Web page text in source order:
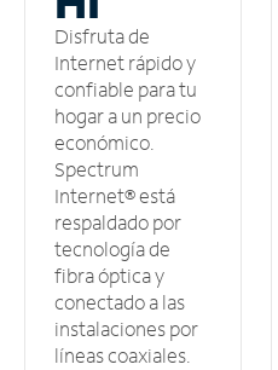
Disfruta de
Internet rápido y
confiable para tu
hogar a un precio
económico.
Spectrum
Internet® está
respaldado por
tecnología de
fibra óptica y
conectado a las
instalaciones por
líneas coaxiales.